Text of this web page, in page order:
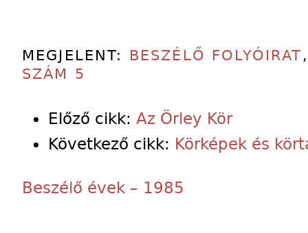
MEGJELENT: BESZÉLŐ FOLYÓIRAT
SZÁM 5
Előző cikk: Az Örley Kör
Következő cikk: Körképek és
Beszélő évek – 1985